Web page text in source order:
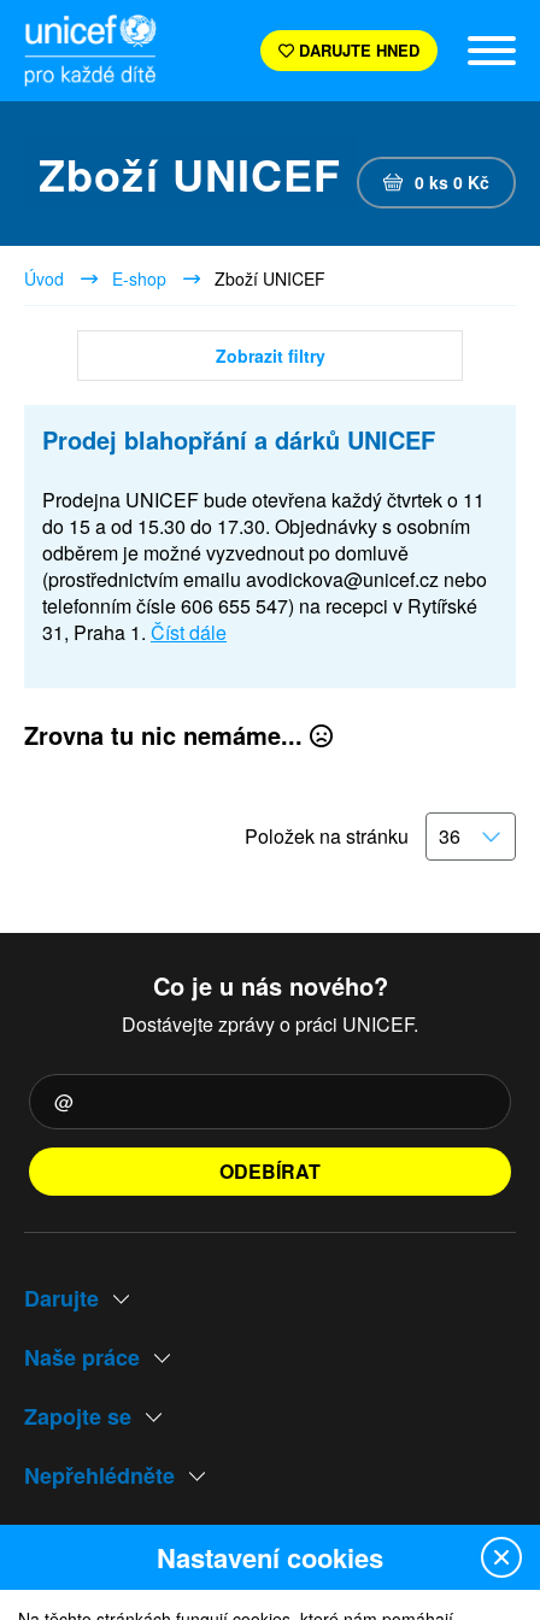
DARUJTE HNED
Zboží UNICEF 0 ks 0 Kč
Úvod E-shop Zboží UNICEF
Zobrazit filtry
Prodej blahopřání a dárků UNICEF
Prodejna UNICEF bude otevřena každý čtvrtek o 11
do 15 a od 15.30 do 17.30. Objednávky s osobním
odběrem je možné vyzvednout po domluvě
(prostřednictvím emailu avodickova@unicef.cz nebo
telefonním čísle 606 655 547) na recepci v Rytířské
31, Praha 1. Číst dále
Zrovna tu nic nemáme...
Položek na stránku
Co je u nás nového?
Dostávejte zprávy o práci UNICEF.
ODEBÍRAT
Darujte
Naše práce
Zapojte se
Nepřehlédněte
Naše weby
Nastavení cookies